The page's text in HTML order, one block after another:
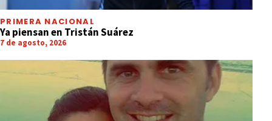
PRIMERA NACIONAL
Ya piensan en Tristán Suárez
7 de agosto, 2026